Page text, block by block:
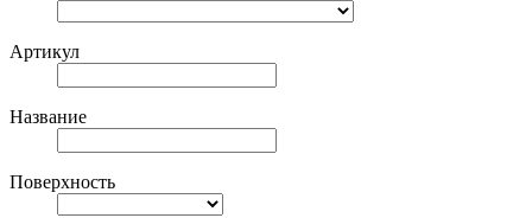
Артикул
Название
Поверхность